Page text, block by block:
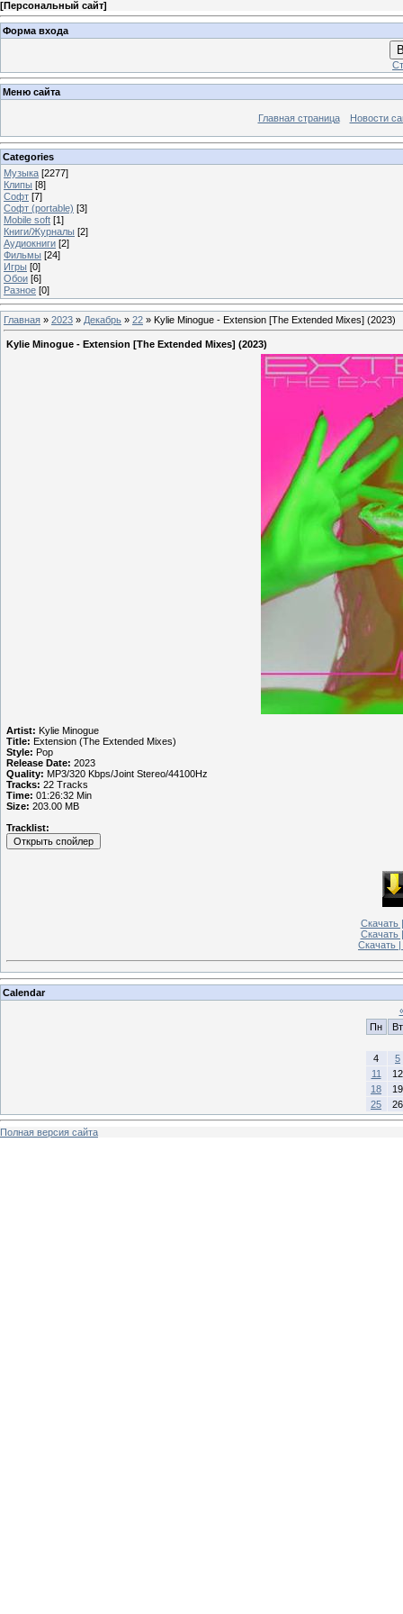
[Персональный сайт]
Форма входа
Меню сайта
Главная страница Новости
Categories
Музыка [2277]
Клипы [8]
Софт [7]
Софт (portable) [3]
Mobile soft [1]
Книги/Журналы [2]
Аудиокниги [2]
Фильмы [24]
Игры [0]
Обои [6]
Разное [0]
Главная » 2023 » Декабрь » 22 » Kylie Minogue - Extension [The Extended Mixes] (2023)
Kylie Minogue - Extension [The Extended Mixes] (2023)
Artist: Kylie Minogue
Title: Extension (The Extended Mixes)
Style: Pop
Release Date: 2023
Quality: MP3/320 Kbps/Joint Stereo/44100Hz
Tracks: 22 Tracks
Time: 01:26:32 Min
Size: 203.00 MB
Tracklist:
Скачать
Скачать
Скачать
Calendar
Пн
Вт
4
5
11
12
18
19
25
26
Полная версия сайта